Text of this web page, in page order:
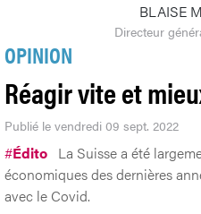
BLAISE
Directeur
OPINION
Réagir vite et
Publié le vendredi 09 sept. 2022
#Édito La Suisse a été
économiques des dernières
avec le Covid.